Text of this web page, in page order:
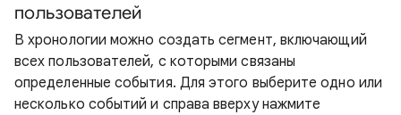
пользователей
В хронологии можно создать сегмент, включающий
всех пользователей, с которыми связаны
определенные события. Для этого выберите одно или
несколько событий и справа вверху нажмите